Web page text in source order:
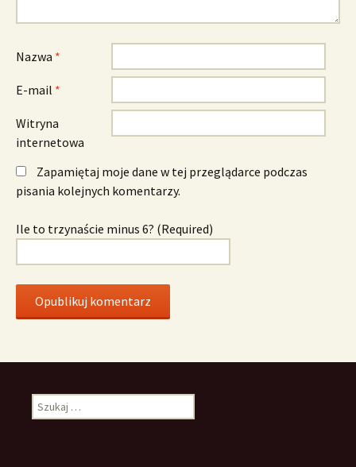
Nazwa *
E-mail *
Witryna
internetowa
Zapamiętaj moje dane w tej przeglądarce podczas
pisania kolejnych komentarzy.
Ile to trzynaście minus 6? (Required)
Szukaj: